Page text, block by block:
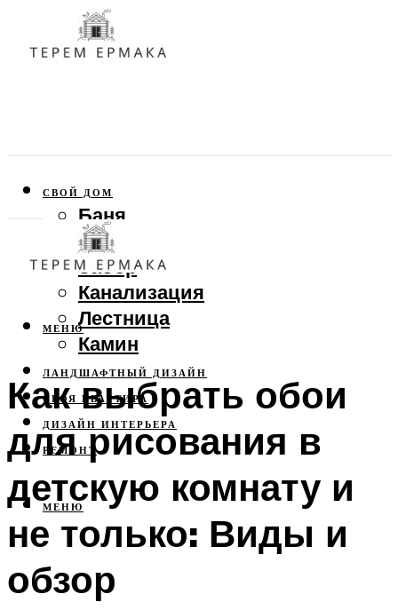
СВОЙ ДОМ
Баня
Веранда
Забор
Канализация
Лестница
Камин
ЛАНДШАФТНЫЙ ДИЗАЙН
СВОЯ КВАРТИРА
ДИЗАЙН ИНТЕРЬЕРА
РЕМОНТ
МЕНЮ
МЕНЮ
Как выбрать обои
для рисования в
детскую комнату и
не только: Виды и
обзор